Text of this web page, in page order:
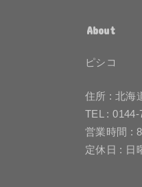
About
ピシコ
住所 : 北海
TEL : 0144-
営業時間 :
定休日 : 日